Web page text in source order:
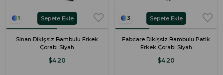
1
Sinan Dikişsiz Bambulu Erkek
Çorabı Siyah
$4.20
Sepete Ekle 3
Fabcare Dikişsiz Bambulu Patik
Erkek Çorabı Siyah
$4.20
Sepete Ekle